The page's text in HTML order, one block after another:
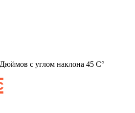
с углом наклона 45 С°